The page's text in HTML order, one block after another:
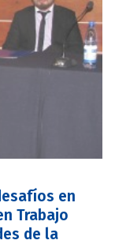
en
Trabajo
de la